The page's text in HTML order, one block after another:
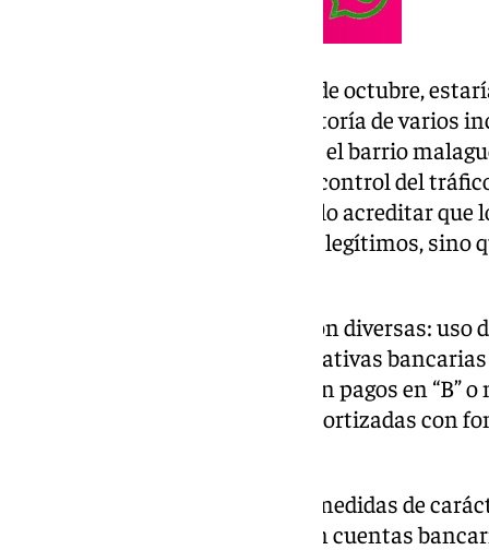
Las 13 personas, detenidas el 9 de octubre,
familiar al que se atribuye la autoría de varios
durante los últimos tiempos en el barrio
podrían estar motivados por el control del
de las pesquisas permitió no solo acreditar
clan carecían de medios de vida legítimos,
Las operativas detectadas fueron diversas: uso
interpuestas de confianza, operativas
compraventas inmobiliarias con pagos en “B”
de compras posteriormente amortizadas con
Adicionalmente, se adoptaron medidas de
los investigados y se bloquearon cuentas